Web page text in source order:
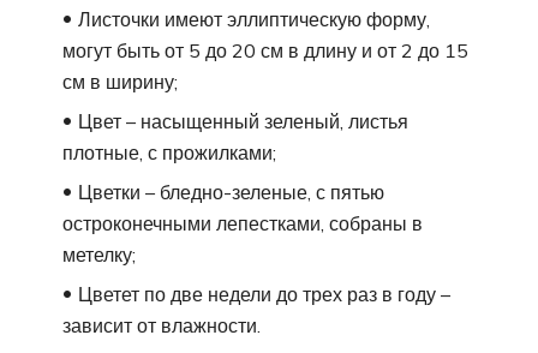
Листочки имеют эллиптическую форму,
могут быть от 5 до 20 см в длину и от 2 до 15
см в ширину;
Цвет – насыщенный зеленый, листья
плотные, с прожилками;
Цветки – бледно-зеленые, с пятью
остроконечными лепестками, собраны в
метелку;
Цветет по две недели до трех раз в году –
зависит от влажности.